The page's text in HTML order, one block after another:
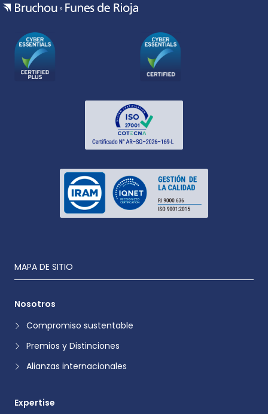
MAPA DE SITIO
Nosotros
Compromiso sustentable
Premios y Distinciones
Alianzas internacionales
Expertise